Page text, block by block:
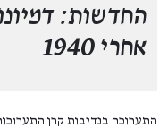
החדשות:
אחרי 1940
התערוכה בנדיבות קרן